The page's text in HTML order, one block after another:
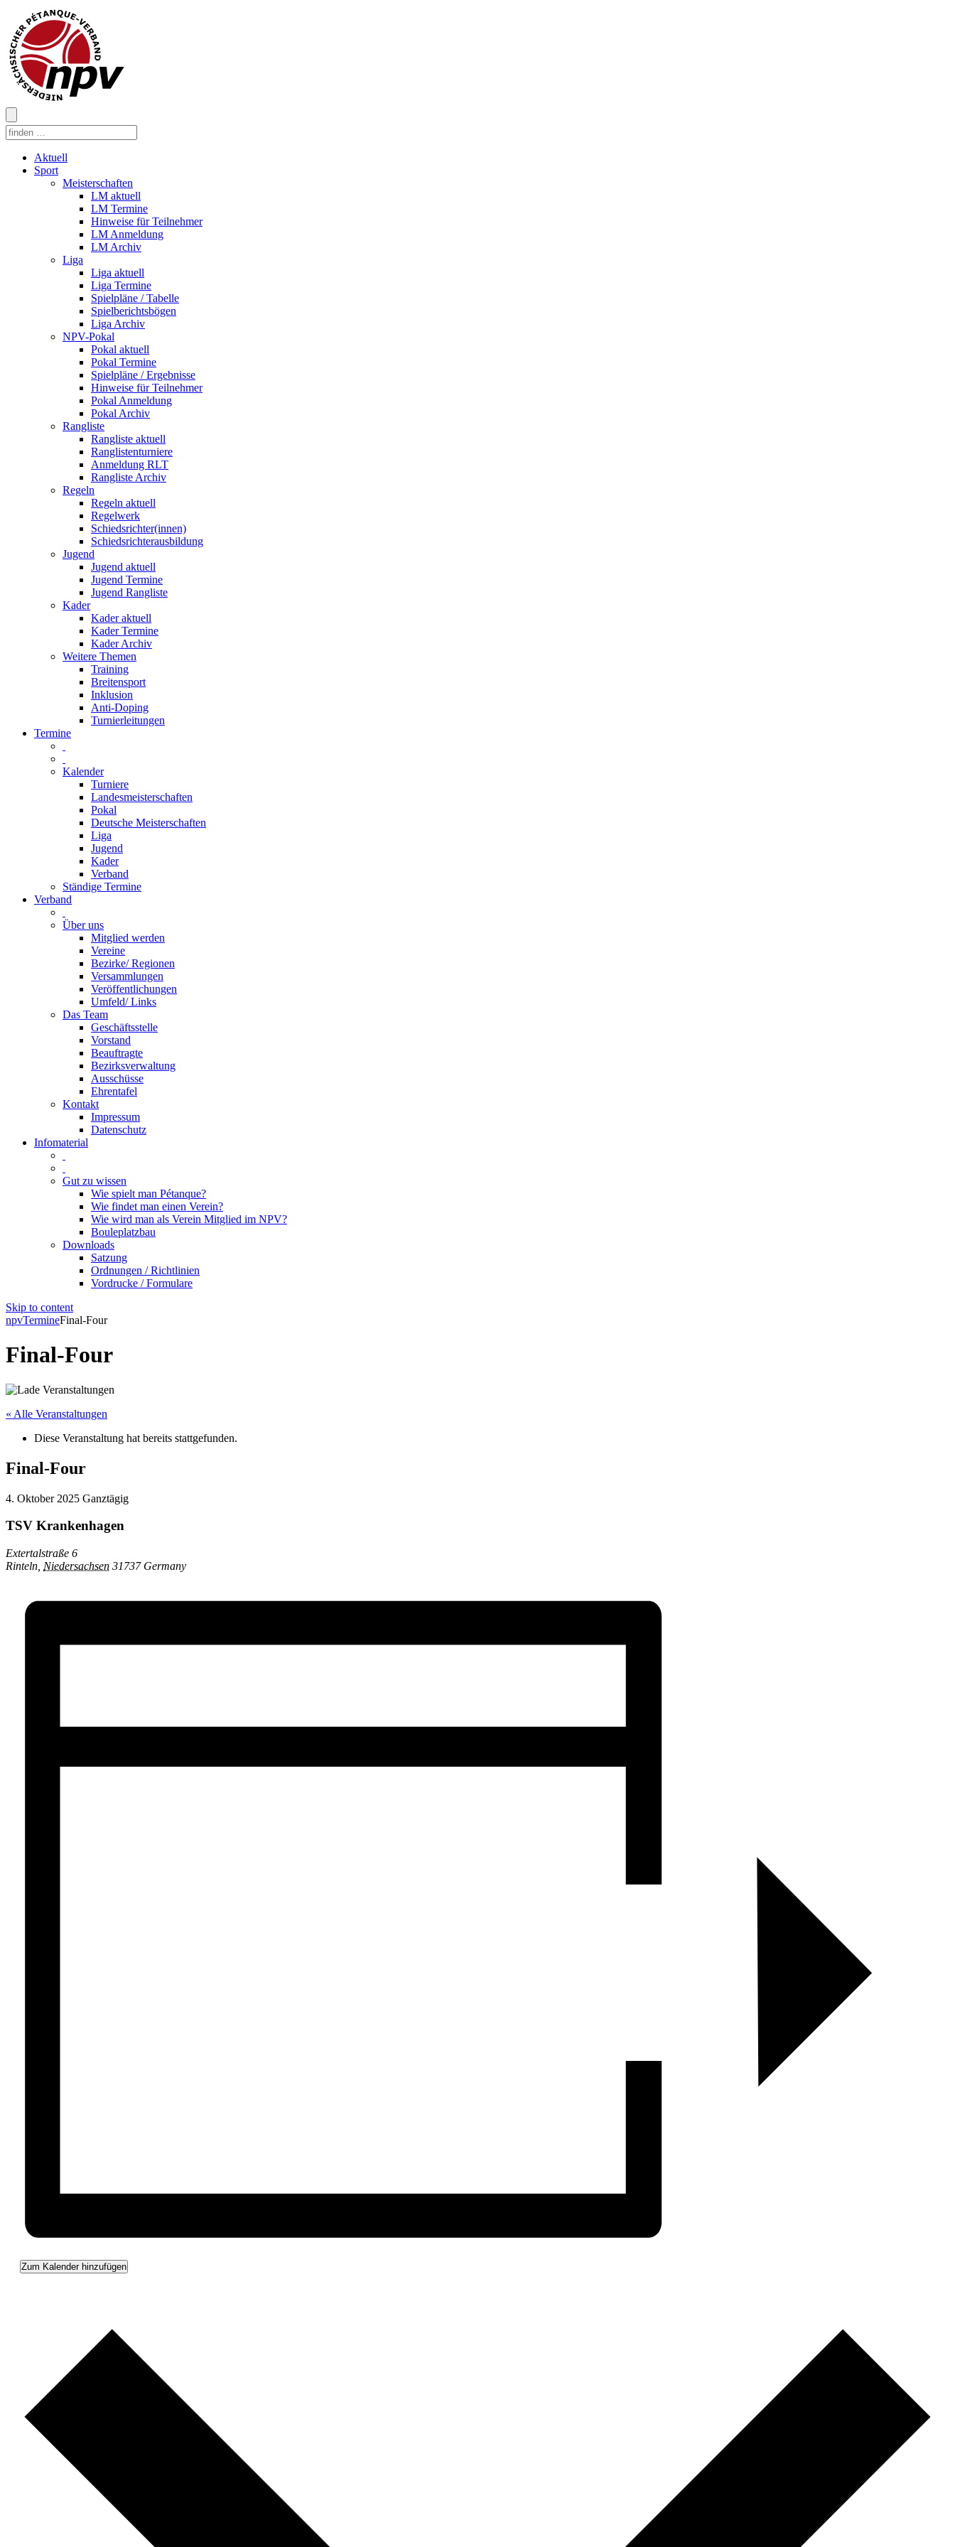
Aktuell
Sport
Meisterschaften
LM aktuell
LM Termine
Hinweise für Teilnehmer
LM Anmeldung
LM Archiv
Liga
Liga aktuell
Liga Termine
Spielpläne / Tabelle
Spielberichtsbögen
Liga Archiv
NPV-Pokal
Pokal aktuell
Pokal Termine
Spielpläne / Ergebnisse
Hinweise für Teilnehmer
Pokal Anmeldung
Pokal Archiv
Rangliste
Rangliste aktuell
Ranglistenturniere
Anmeldung RLT
Rangliste Archiv
Regeln
Regeln aktuell
Regelwerk
Schiedsrichter(innen)
Schiedsrichterausbildung
Jugend
Jugend aktuell
Jugend Termine
Jugend Rangliste
Kader
Kader aktuell
Kader Termine
Kader Archiv
Weitere Themen
Training
Breitensport
Inklusion
Anti-Doping
Turnierleitungen
Termine
Kalender
Turniere
Landesmeisterschaften
Pokal
Deutsche Meisterschaften
Liga
Jugend
Kader
Verband
Ständige Termine
Verband
Über uns
Mitglied werden
Vereine
Bezirke/ Regionen
Versammlungen
Veröffentlichungen
Umfeld/ Links
Das Team
Geschäftsstelle
Vorstand
Beauftragte
Bezirksverwaltung
Ausschüsse
Ehrentafel
Kontakt
Impressum
Datenschutz
Infomaterial
Gut zu wissen
Wie spielt man Pétanque?
Wie findet man einen Verein?
Wie wird man als Verein Mitglied im NPV?
Bouleplatzbau
Downloads
Satzung
Ordnungen / Richtlinien
Vordrucke / Formulare
Skip to content
npvTermineFinal-Four
Final-Four
« Alle Veranstaltungen
Diese Veranstaltung hat bereits stattgefunden.
Final-Four
4. Oktober 2025 Ganztägig
TSV Krankenhagen
Extertalstraße 6
Rinteln Niedersachsen 31737 Germany
Zum Kalender hinzufügen